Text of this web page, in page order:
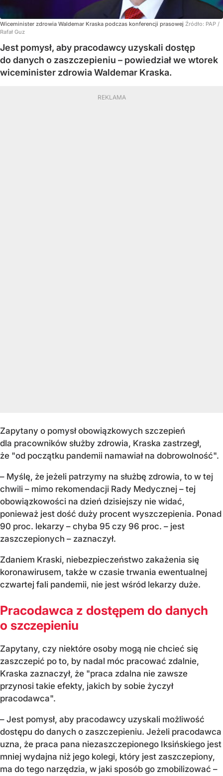
Wiceminister zdrowia Waldemar Kraska podczas konferencji prasowej Źródło: PAP /
Rafał Guz
Jest pomysł, aby pracodawcy uzyskali dostęp
do danych o zaszczepieniu – powiedział we wtorek
wiceminister zdrowia Waldemar Kraska.
Zapytany o pomysł obowiązkowych szczepień
dla pracowników służby zdrowia, Kraska zastrzegł,
że "od początku pandemii namawiał na dobrowolność".
– Myślę, że jeżeli patrzymy na służbę zdrowia, to w tej
chwili – mimo rekomendacji Rady Medycznej – tej
obowiązkowości na dzień dzisiejszy nie widać,
ponieważ jest dość duży procent wyszczepienia. Ponad
90 proc. lekarzy – chyba 95 czy 96 proc. – jest
zaszczepionych – zaznaczył.
Zdaniem Kraski, niebezpieczeństwo zakażenia się
koronawirusem, także w czasie trwania ewentualnej
czwartej fali pandemii, nie jest wśród lekarzy duże.
Pracodawca z dostępem do danych
o szczepieniu
Zapytany, czy niektóre osoby mogą nie chcieć się
zaszczepić po to, by nadal móc pracować zdalnie,
Kraska zaznaczył, że "praca zdalna nie zawsze
przynosi takie efekty, jakich by sobie życzył
pracodawca".
– Jest pomysł, aby pracodawcy uzyskali możliwość
dostępu do danych o zaszczepieniu. Jeżeli pracodawca
uzna, że praca pana niezaszczepionego Iksińskiego jest
mniej wydajna niż jego kolegi, który jest zaszczepiony,
ma do tego narzędzia, w jaki sposób go zmobilizować –